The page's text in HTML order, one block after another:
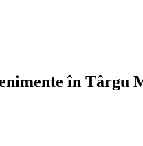
în Târgu